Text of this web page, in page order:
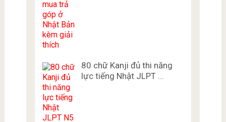
80 chữ Kanji đủ thi năng
lực tiếng Nhật JLPT …